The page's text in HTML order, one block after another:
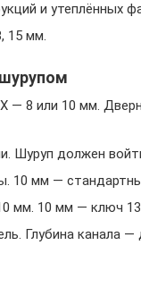
и утеплённых
15 мм.
— 8 или 10 мм.
Шуруп должен
10 мм —
мм. 10 мм — ключ
Глубина канала